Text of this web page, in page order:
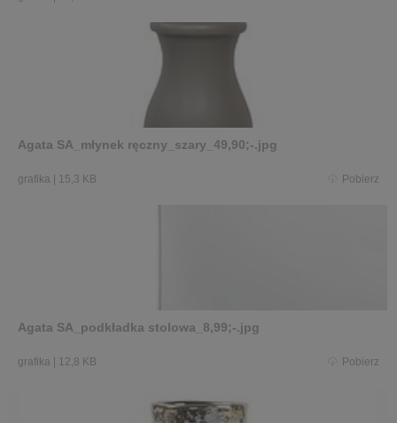
Agata SA_młynek ręczny_szary_49,90;-.jpg
grafika 15,3 KB Pobierz
Agata SA_podkładka stolowa_8,99;-.jpg
grafika 12,8 KB Pobierz